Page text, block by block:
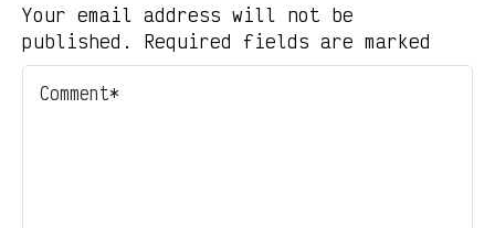
Your email address will not be
published. Required fields are marked